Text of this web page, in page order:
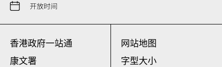
开放时间
香港政府一站通
康文署
网站地图
字型大小